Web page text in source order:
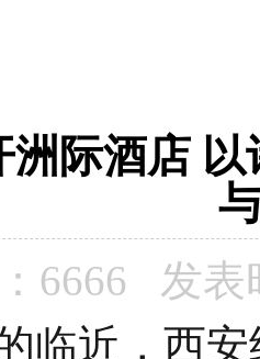
洲际酒店
6666 发表
临近，西